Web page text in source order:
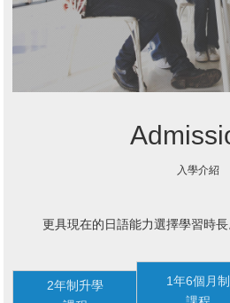
入學介紹
更具現在的日語能力選擇學習時長
2年制升學
1年6個月制